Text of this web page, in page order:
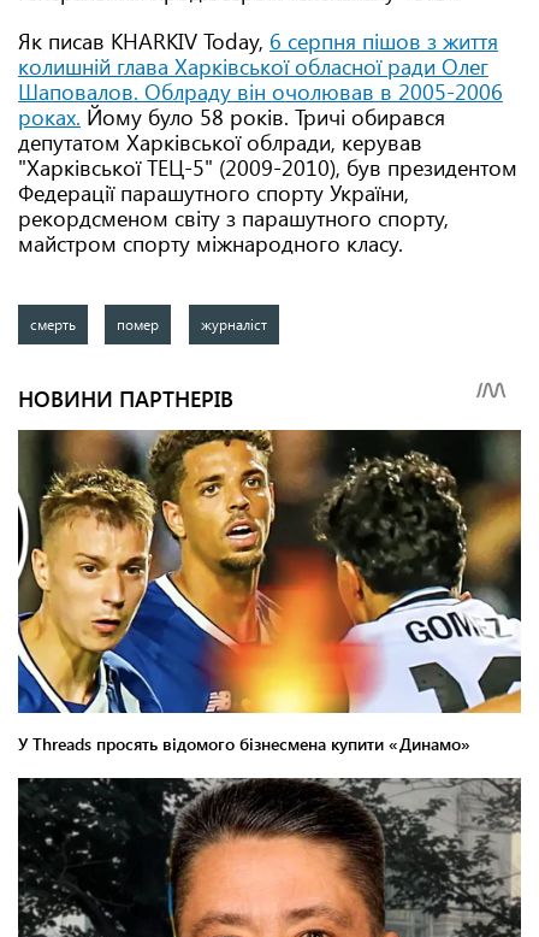
Як писав KHARKIV Today, 6 серпня пішов з життя
колишній глава Харківської обласної ради Олег
Шаповалов. Облраду він очолював в 2005-2006
роках. Йому було 58 років. Тричі обирався
депутатом Харківської облради, керував
"Харківської ТЕЦ-5" (2009-2010), був президентом
Федерації парашутного спорту України,
рекордсменом світу з парашутного спорту,
майстром спорту міжнародного класу.
смерть помер журналіст